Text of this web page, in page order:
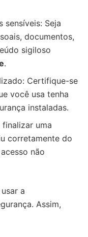
Seja
documentos,
sigiloso
.
Certifique-se
você usa tenha
instaladas.
uma
corretamente do
não
a
Assim,